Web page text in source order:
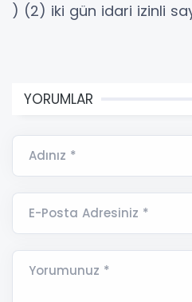
) (2) iki gün idari izinli
YORUMLAR
Adınız *
E-Posta Adresiniz *
Yorumunuz *